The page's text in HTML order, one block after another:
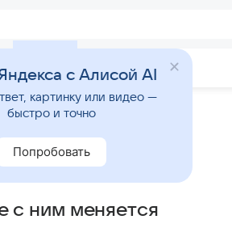
Приметы
года
с ним меняется
с Алисой AI
картинку или видео —
быстро и точно
Попробовать